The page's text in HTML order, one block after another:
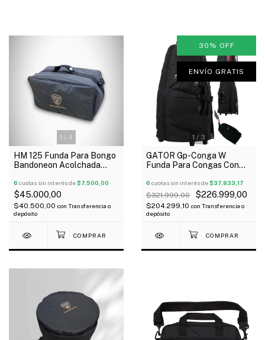
1 / 4
HM 125 Funda Para Bongo
Bandoneon Acolchada
6 cuotas sin interés de$7.500,00
$45.000,00
$40.500,00 con Transferencia o
depósito
1 / 3
30 % OFF
ENVÍO GRATIS
GATOR Gp-Conga W
Funda Para Congas Con
6 cuotas sin interés de$37.833,17
$321.999,00 $226.999,00
$204.299,10 con Transferencia o
depósito